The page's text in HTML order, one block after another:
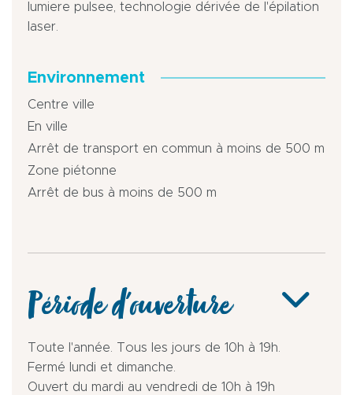
lumiere pulsee, technologie dérivée de l'épilation
laser.
Environnement
Centre ville
En ville
Arrêt de transport en commun à moins de 500 m
Zone piétonne
Arrêt de bus à moins de 500 m
Période d'ouverture
Toute l'année. Tous les jours de 10h à 19h.
Fermé lundi et dimanche.
Ouvert du mardi au vendredi de 10h à 19h